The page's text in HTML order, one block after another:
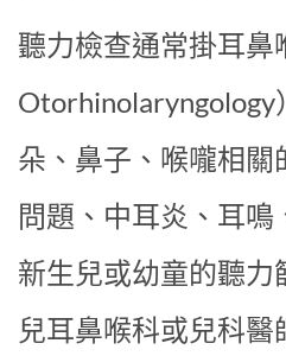
聽力檢查通常掛耳鼻
Otorhinolaryngology
朵、鼻子、喉嚨相關
問題、中耳炎、耳鳴
新生兒或幼童的聽
兒耳鼻喉科或兒科醫